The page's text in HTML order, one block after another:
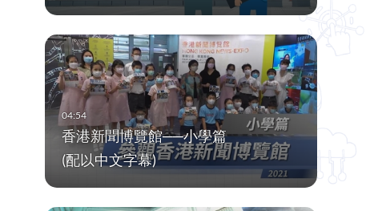
香港新聞博覽館──小學篇
(配以中文字幕)